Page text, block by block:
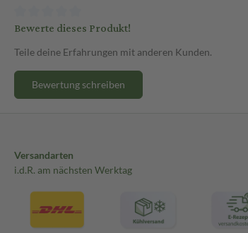
Bewerte dieses Produkt!
Teile deine Erfahrungen mit anderen Kunden.
Bewertung schreiben
Versandarten
i.d.R. am nächsten Werktag